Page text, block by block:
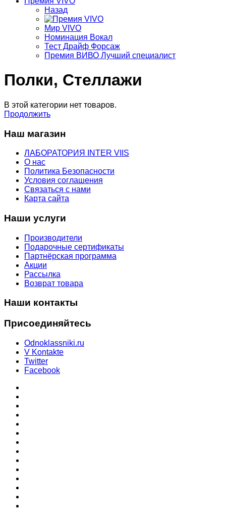
Назад
Мир VIVO
Номинация Вокал
Тест Драйф Форсаж
Премия ВИВО Лучший специалист
Полки, Стеллажи
В этой категории нет товаров.
Продолжить
Наш магазин
ЛАБОРАТОРИЯ INTER VIIS
О нас
Политика Безопасности
Условия соглашения
Связаться с нами
Карта сайта
Наши услуги
Производители
Подарочные сертификаты
Партнёрская программа
Акции
Рассылка
Возврат товара
Наши контакты
Присоединяйтесь
Odnoklassniki.ru
V Kontakte
Twitter
Facebook